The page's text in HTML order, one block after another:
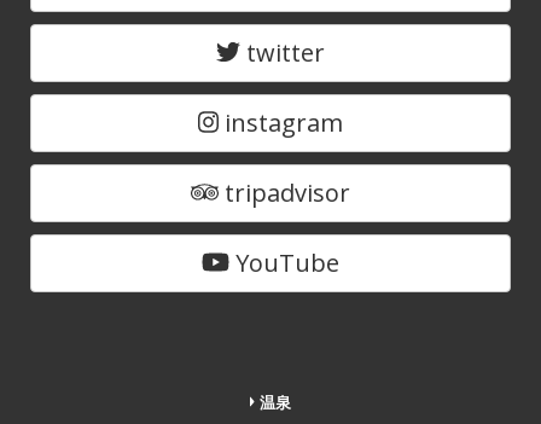
twitter
instagram
tripadvisor
YouTube
温泉